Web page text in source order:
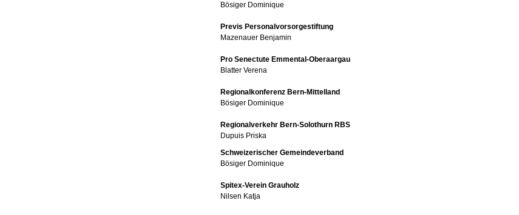
Bösiger Dominique
Previs Personalvorsorgestiftung
Mazenauer Benjamin
Pro Senectute Emmental-Oberaargau
Blatter Verena
Regionalkonferenz Bern-Mittelland
Bösiger Dominique
Regionalverkehr Bern-Solothurn RBS
Dupuis Priska
Schweizerischer Gemeindeverband
Bösiger Dominique
Spitex-Verein Grauholz
Nilsen Katja